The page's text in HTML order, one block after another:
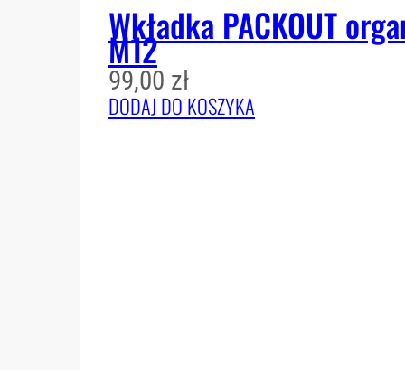
Wkładka PACKOUT
M12
99,00 zł
DODAJ DO KOSZYKA